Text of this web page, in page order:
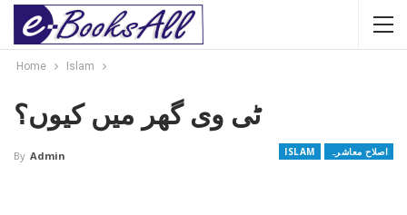
Home Islam
ٹی وی گھر میں کیوں؟
ISLAM اصلاح معاشرہ By Admin